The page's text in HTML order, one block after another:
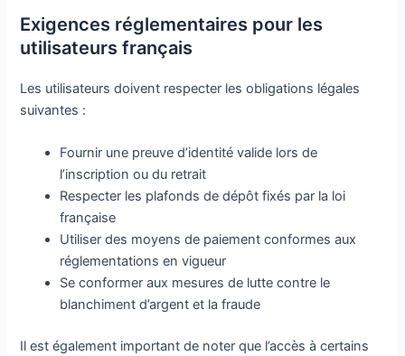
Exigences réglementaires pour les
utilisateurs français
Les utilisateurs doivent respecter les obligations légales
suivantes :
Fournir une preuve d’identité valide lors de
l’inscription ou du retrait
Respecter les plafonds de dépôt fixés par la loi
française
Utiliser des moyens de paiement conformes aux
réglementations en vigueur
Se conformer aux mesures de lutte contre le
blanchiment d’argent et la fraude
Il est également important de noter que l’accès à certains